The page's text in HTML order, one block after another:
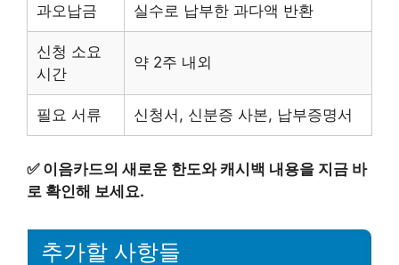
과오납금 실수로 납부한 과다액 반환
신청 소요
시간
약 2주 내외
필요 서류 신청서, 신분증 사본, 납부증명서
✅ 이음카드의 새로운 한도와 캐시백 내용을 지금 바
로 확인해 보세요.
추가할 사항들